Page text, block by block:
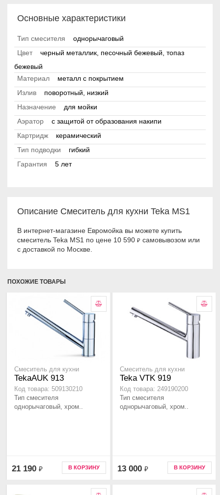
Основные характеристики
Тип смесителя
однорычаговый
Цвет
черный металлик, песочный бежевый, топаз
бежевый
Материал
металл с покрытием
Излив
поворотный, низкий
Назначение
для мойки
Аэратор
с защитой от образования накипи
Картридж
керамический
Тип подводки
гибкий
Гарантия
5 лет
Описание Смеситель для кухни Teka MS1
В интернет-магазине Евромойка вы можете купить
смеситель Teka MS1 по цене 10 590 ₽ самовывозом или
с доставкой по Москве.
ПОХОЖИЕ ТОВАРЫ
Смеситель для кухни
TekaAUK 913
Код товара: 509130210
Тип смесителя
однорычаговый, хром..
21 190 ₽ В КОРЗИНУ
Смеситель для кухни
Teka VTK 919
Код товара: 249190200
Тип смесителя
однорычаговый, хром..
13 000 ₽ В КОРЗИНУ